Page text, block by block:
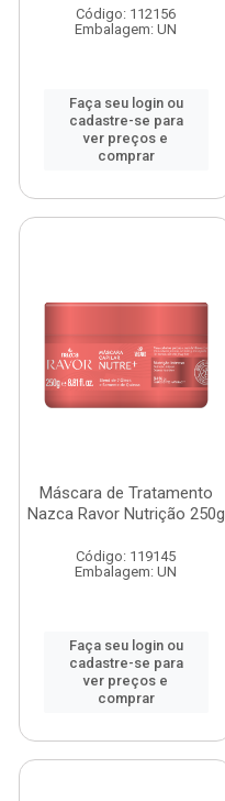
Código: 112156
Embalagem: UN
Faça seu login ou
cadastre-se para
ver preços e
comprar
Máscara de Tratamento
Nazca Ravor Nutrição 250g
Código: 119145
Embalagem: UN
Faça seu login ou
cadastre-se para
ver preços e
comprar